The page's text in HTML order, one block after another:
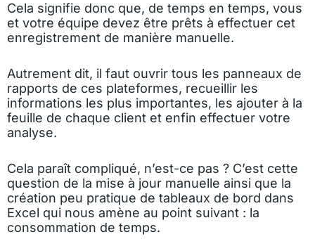
Cela signifie donc que, de temps en temps, vous
et votre équipe devez être prêts à effectuer cet
enregistrement de manière manuelle.
Autrement dit, il faut ouvrir tous les panneaux de
rapports de ces plateformes, recueillir les
informations les plus importantes, les ajouter à la
feuille de chaque client et enfin effectuer votre
analyse.
Cela paraît compliqué, n’est-ce pas ? C’est cette
question de la mise à jour manuelle ainsi que la
création peu pratique de tableaux de bord dans
Excel qui nous amène au point suivant : la
consommation de temps.